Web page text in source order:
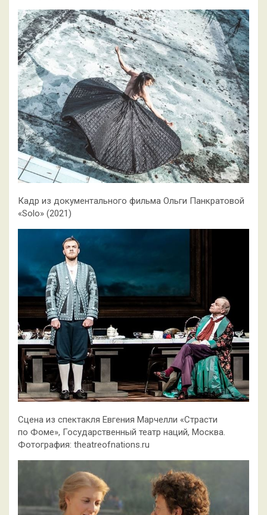
Кадр из документального фильма Ольги Панкратовой
«Solo» (2021)
Сцена из спектакля Евгения Марчелли «Страсти
по Фоме», Государственный театр наций, Москва.
Фотография: theatreofnations.ru